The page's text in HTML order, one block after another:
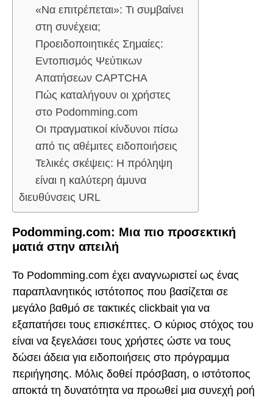
«Να επιτρέπεται»: Τι συμβαίνει
στη συνέχεια;
Προειδοποιητικές Σημαίες:
Εντοπισμός Ψεύτικων
Απατήσεων CAPTCHA
Πώς καταλήγουν οι χρήστες
στο Podomming.com
Οι πραγματικοί κίνδυνοι πίσω
από τις αθέμιτες ειδοποιήσεις
Τελικές σκέψεις: Η πρόληψη
είναι η καλύτερη άμυνα
διευθύνσεις URL
Podomming.com: Μια πιο προσεκτική
ματιά στην απειλή
Το Podomming.com έχει αναγνωριστεί ως ένας
παραπλανητικός ιστότοπος που βασίζεται σε
μεγάλο βαθμό σε τακτικές clickbait για να
εξαπατήσει τους επισκέπτες. Ο κύριος στόχος του
είναι να ξεγελάσει τους χρήστες ώστε να τους
δώσει άδεια για ειδοποιήσεις στο πρόγραμμα
περιήγησης. Μόλις δοθεί πρόσβαση, ο ιστότοπος
αποκτά τη δυνατότητα να προωθεί μια συνεχή ροή